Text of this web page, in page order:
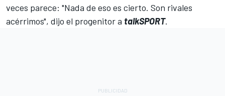
veces parece: "Nada de eso es cierto. Son rivales
acérrimos", dijo el progenitor a talkSPORT.